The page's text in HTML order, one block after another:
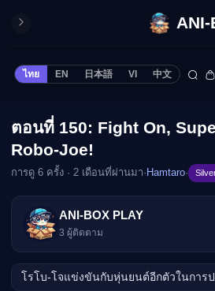
ANI-
ไทย EN 日本語 VI 中文
ปิด
ONE
ทีวี
🔒
ตอนที่ 150: Fight On,
Robo-Joe!
การดู 6 ครั้ง · 2 เดือนที่ผ่านมา· Hamtaro·
ANI-BOX PLAY
3 ผู้ติดตาม
โรโบ-โจแข่งขันกับหุ่นยนต์อีกตัวในการป